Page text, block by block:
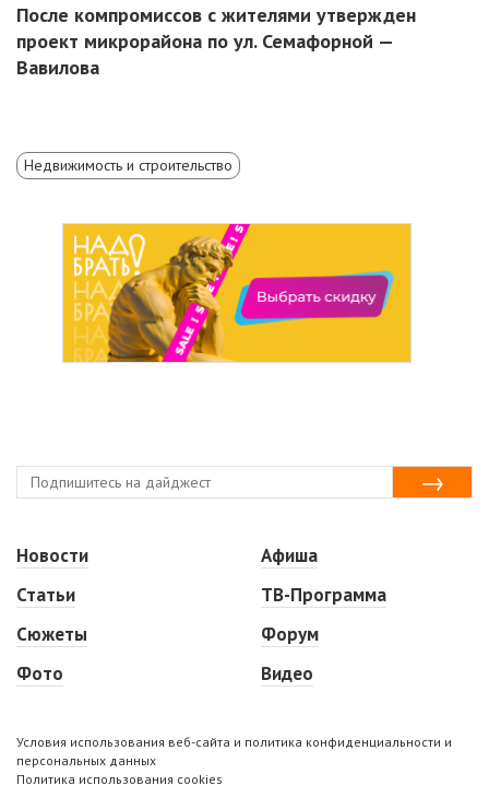
После компромиссов с жителями утвержден
проект микрорайона по ул. Семафорной —
Вавилова
Недвижимость и строительство
Новости
Статьи
Сюжеты
Фото
Афиша
ТВ-Программа
Форум
Видео
Условия использования веб-сайта и политика конфиденциальности и
персональных данных
Политика использования cookies